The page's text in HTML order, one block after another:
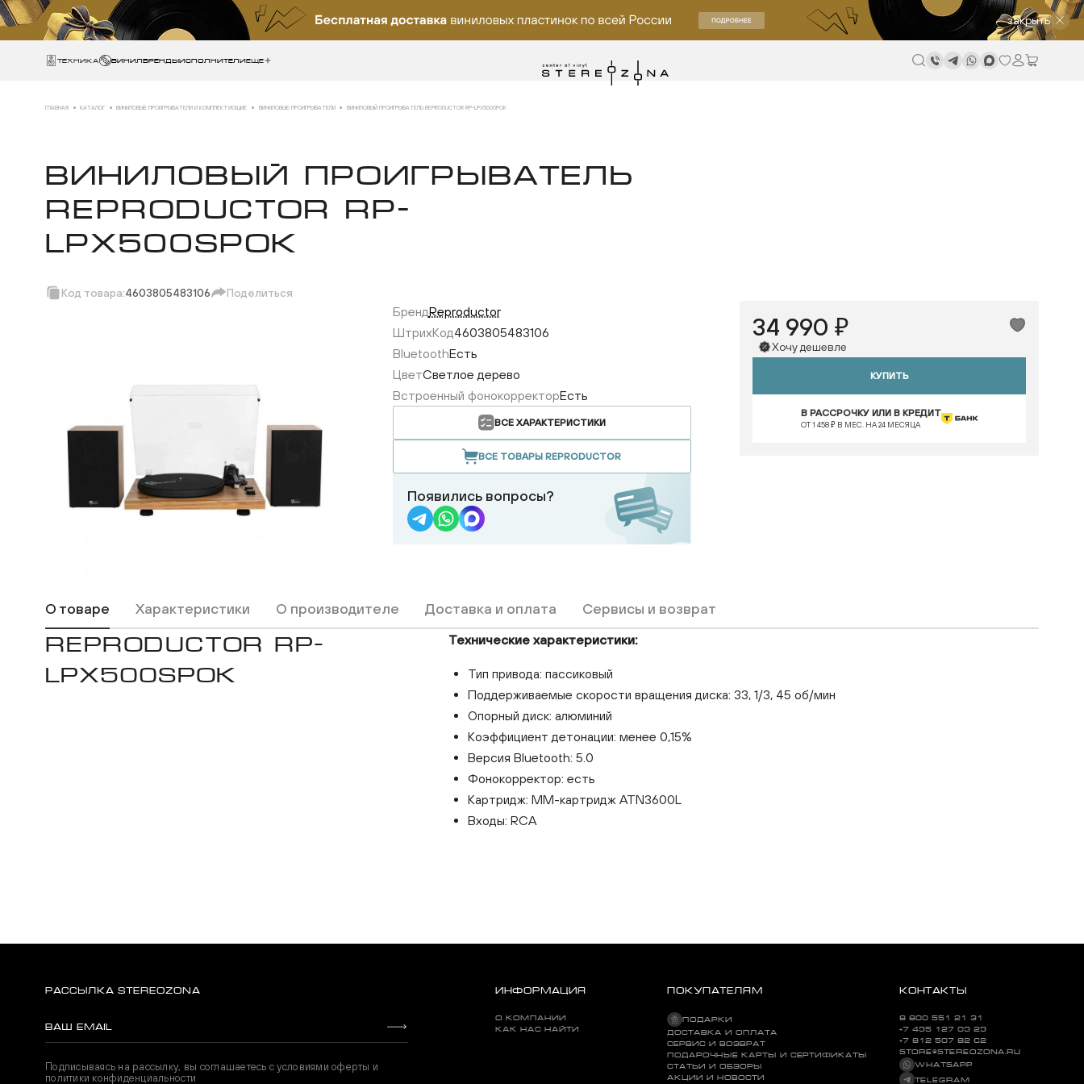
закрыть
Техника ВИНИЛБРЕНДЫИСПОЛНИТЕЛИЕще
ГЛАВНАЯ КАТАЛОГ ВИНИЛОВЫЕ ПРОИГРЫВАТЕЛИ И КОМПЛЕКТУЮЩИЕ ВИНИЛОВЫЕ ПРОИГРЫВАТЕЛИ ВИНИЛОВЫЙ ПРОИГРЫВАТЕЛЬ REPRODUCTOR RP-LPX500SPOK
ВИНИЛОВЫЙ ПРОИГРЫВАТЕЛЬ
REPRODUCTOR RP-
LPX500SPOK
Код товара:4603805483106 Поделиться
ВКонтакте
БрендReproductor
ШтрихКод4603805483106
BluetoothЕсть
ЦветСветлое дерево
Встроенный фонокорректорЕсть
ВСЕ ХАРАКТЕРИСТИКИ
ВСЕ ТОВАРЫ REPRODUCTOR
Появились вопросы?
34 990 ₽
Хочу дешевле
КУПИТЬ
В РАССРОЧКУ ИЛИ В КРЕДИТ
ОТ 1 458 ₽ В МЕС. НА 24 МЕСЯЦА
О товаре Характеристики О производителе Доставка и оплата Сервисы и возврат
REPRODUCTOR RP-
LPX500SPOK
Технические характеристики:
Тип привода: пассиковый
Поддерживаемые скорости вращения диска: 33, 1/3, 45 об/мин
Опорный диск: алюминий
Коэффициент детонации: менее 0,15%
Версия Bluetooth: 5.0
Фонокорректор: есть
Картридж: MM-картридж ATN3600L
Входы: RCA
РАССЫЛКА STEREOZONA
Подписываясь на рассылку, вы соглашаетесь с условиями оферты и
политики конфиденциальности
ИНФОРМАЦИЯ
О КОМПАНИИ
КАК НАС НАЙТИ
ПОКУПАТЕЛЯМ
ПОДАРКИ
ДОСТАВКА И ОПЛАТА
СЕРВИС И ВОЗВРАТ
ПОДАРОЧНЫЕ КАРТЫ И СЕРТИФИКАТЫ
СТАТЬИ И ОБЗОРЫ
АКЦИИ И НОВОСТИ
КОНТАКТЫ
8 800 551 21 31
+7 495 127 09 29
+7 812 507 82 62
STORE@STEREOZONA.RU
WHATSAPP
TELEGRAM